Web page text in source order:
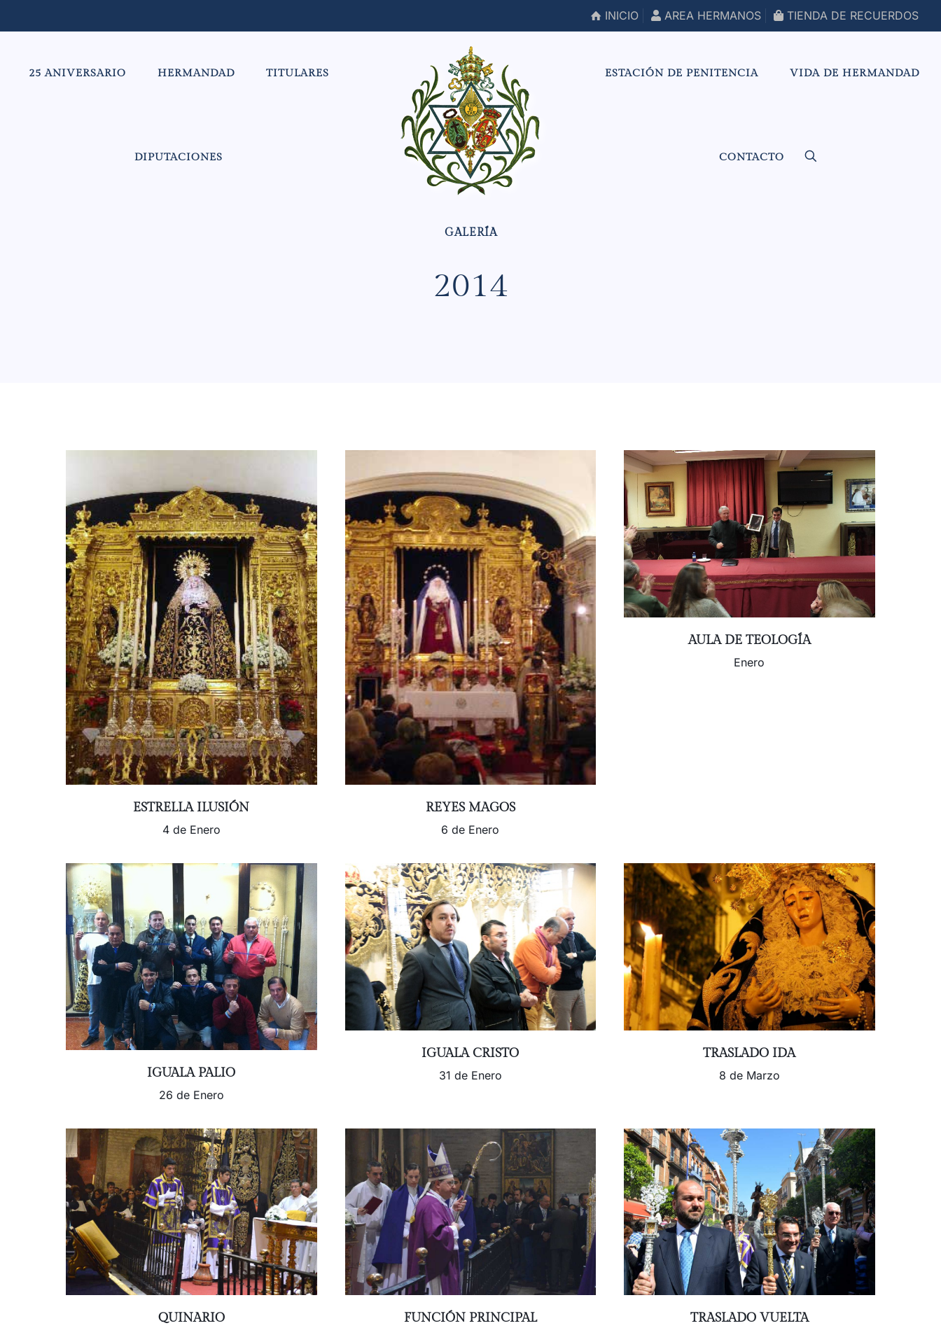
INICIO AREA HERMANOS TIENDA DE RECUERDOS
25 ANIVERSARIO HERMANDAD TITULARES
DIPUTACIONES
ESTACIÓN DE PENITENCIA VIDA DE HERMANDAD
CONTACTO
2014
ESTRELLA ILUSIÓN
4 de Enero
REYES MAGOS
6 de Enero
AULA DE TEOLOGÍA
Enero
IGUALA PALIO
26 de Enero
IGUALA CRISTO
31 de Enero
TRASLADO IDA
8 de Marzo
QUINARIO FUNCIÓN PRINCIPAL TRASLADO VUELTA